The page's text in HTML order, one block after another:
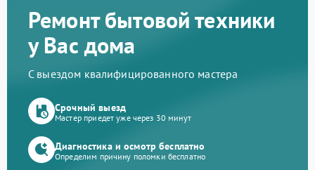
Ремонт бытовой техники
у Вас дома
С выездом квалифицированного мастера
Срочный выезд
Мастер приедет уже через 30 минут
Диагностика и осмотр бесплатно
Определим причину поломки бесплатно